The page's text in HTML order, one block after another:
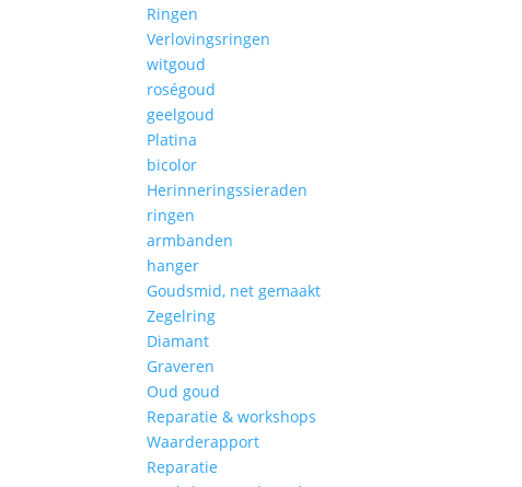
Ringen
Verlovingsringen
witgoud
roségoud
geelgoud
Platina
bicolor
Herinneringssieraden
ringen
armbanden
hanger
Goudsmid, net gemaakt
Zegelring
Diamant
Graveren
Oud goud
Reparatie & workshops
Waarderapport
Reparatie